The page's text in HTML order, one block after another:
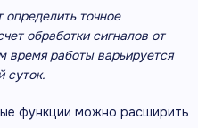
точное
обработки сигналов от
время работы варьируется
суток.
функции можно расширить